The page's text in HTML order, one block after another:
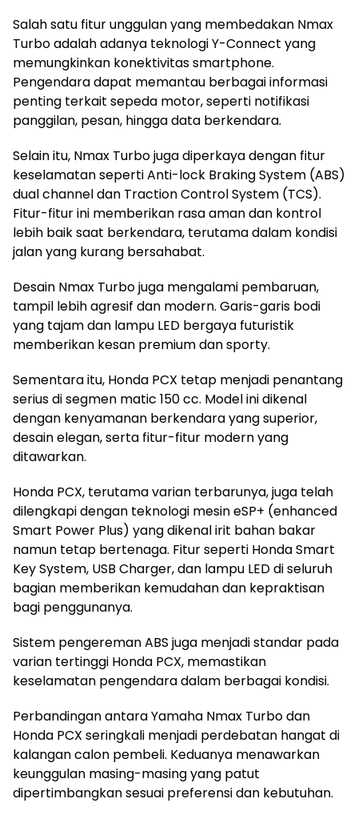
Salah satu fitur unggulan yang membedakan Nmax
Turbo adalah adanya teknologi Y-Connect yang
memungkinkan konektivitas smartphone.
Pengendara dapat memantau berbagai informasi
penting terkait sepeda motor, seperti notifikasi
panggilan, pesan, hingga data berkendara.
Selain itu, Nmax Turbo juga diperkaya dengan fitur
keselamatan seperti Anti-lock Braking System (ABS)
dual channel dan Traction Control System (TCS).
Fitur-fitur ini memberikan rasa aman dan kontrol
lebih baik saat berkendara, terutama dalam kondisi
jalan yang kurang bersahabat.
Desain Nmax Turbo juga mengalami pembaruan,
tampil lebih agresif dan modern. Garis-garis bodi
yang tajam dan lampu LED bergaya futuristik
memberikan kesan premium dan sporty.
Sementara itu, Honda PCX tetap menjadi penantang
serius di segmen matic 150 cc. Model ini dikenal
dengan kenyamanan berkendara yang superior,
desain elegan, serta fitur-fitur modern yang
ditawarkan.
Honda PCX, terutama varian terbarunya, juga telah
dilengkapi dengan teknologi mesin eSP+ (enhanced
Smart Power Plus) yang dikenal irit bahan bakar
namun tetap bertenaga. Fitur seperti Honda Smart
Key System, USB Charger, dan lampu LED di seluruh
bagian memberikan kemudahan dan kepraktisan
bagi penggunanya.
Sistem pengereman ABS juga menjadi standar pada
varian tertinggi Honda PCX, memastikan
keselamatan pengendara dalam berbagai kondisi.
Perbandingan antara Yamaha Nmax Turbo dan
Honda PCX seringkali menjadi perdebatan hangat di
kalangan calon pembeli. Keduanya menawarkan
keunggulan masing-masing yang patut
dipertimbangkan sesuai preferensi dan kebutuhan.